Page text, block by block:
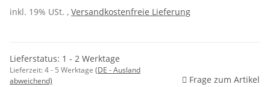
inkl. 19% USt. , Versandkostenfreie Lieferung
Lieferstatus: 1 - 2 Werktage
Lieferzeit:4 - 5 Werktage (DE - Ausland
abweichend)
Frage zum Artikel